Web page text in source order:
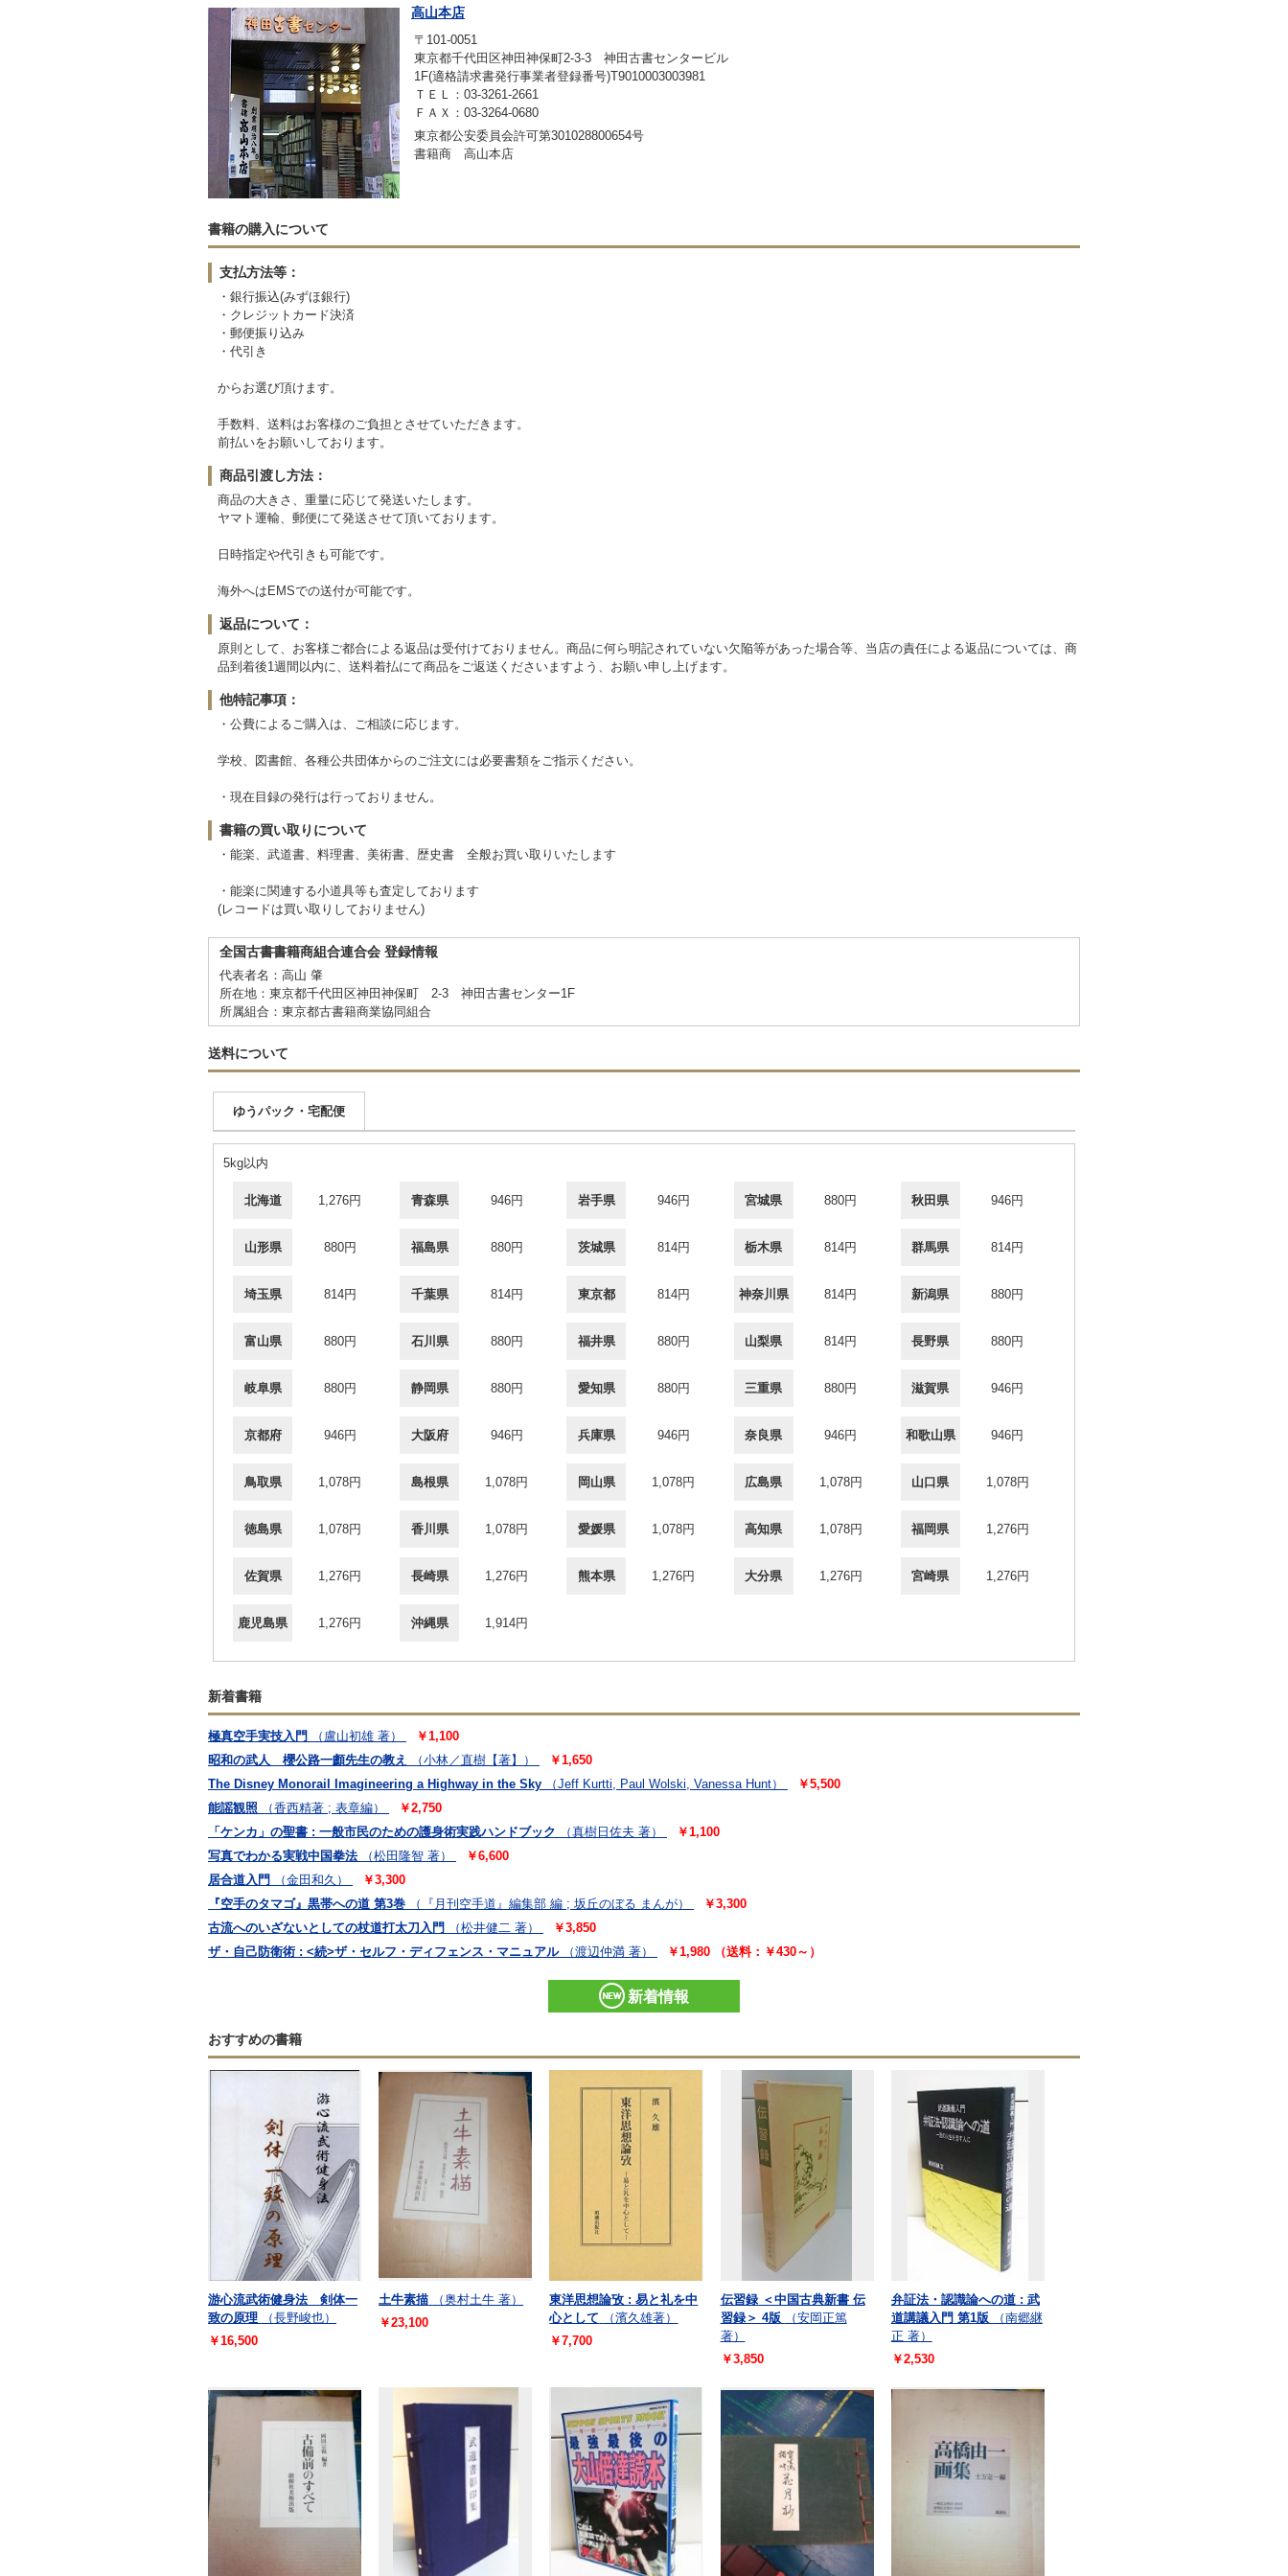
高山本店
〒101-0051
東京都千代田区神田神保町2-3-3 神田古書センタービル
1F(適格請求書発行事業者登録番号)T9010003003981
ＴＥＬ：03-3261-2661
ＦＡＸ：03-3264-0680
東京都公安委員会許可第301028800654号
書籍商 高山本店
書籍の購入について
支払方法等：
・銀行振込(みずほ銀行)
・クレジットカード決済
・郵便振り込み
・代引き
からお選び頂けます。
手数料、送料はお客様のご負担とさせていただきます。
前払いをお願いしております。
商品引渡し方法：
商品の大きさ、重量に応じて発送いたします。
ヤマト運輸、郵便にて発送させて頂いております。
日時指定や代引きも可能です。
海外へはEMSでの送付が可能です。
返品について：
原則として、お客様ご都合による返品は受付けておりません。商品に何ら明記されていない欠陥等があった場合等、当店の責任による返品については、商
品到着後1週間以内に、送料着払にて商品をご返送くださいますよう、お願い申し上げます。
他特記事項：
・公費によるご購入は、ご相談に応じます。
学校、図書館、各種公共団体からのご注文には必要書類をご指示ください。
・現在目録の発行は行っておりません。
書籍の買い取りについて
・能楽、武道書、料理書、美術書、歴史書 全般お買い取りいたします
・能楽に関連する小道具等も査定しております
(レコードは買い取りしておりません)
全国古書書籍商組合連合会 登録情報
代表者名：高山 肇
所在地：東京都千代田区神田神保町 2-3 神田古書センター1F
所属組合：東京都古書籍商業協同組合
送料について
ゆうパック・宅配便
5kg以内
北海道 1,276円 青森県 946円 岩手県 946円 宮城県 880円 秋田県 946円
山形県 880円 福島県 880円 茨城県 814円 栃木県 814円 群馬県 814円
埼玉県 814円 千葉県 814円 東京都 814円 神奈川県 814円 新潟県 880円
富山県 880円 石川県 880円 福井県 880円 山梨県 814円 長野県 880円
岐阜県 880円 静岡県 880円 愛知県 880円 三重県 880円 滋賀県 946円
京都府 946円 大阪府 946円 兵庫県 946円 奈良県 946円 和歌山県 946円
鳥取県 1,078円 島根県 1,078円 岡山県 1,078円 広島県 1,078円 山口県 1,078円
徳島県 1,078円 香川県 1,078円 愛媛県 1,078円 高知県 1,078円 福岡県 1,276円
佐賀県 1,276円 長崎県 1,276円 熊本県 1,276円 大分県 1,276円 宮崎県 1,276円
鹿児島県 1,276円 沖縄県 1,914円
新着書籍
極真空手実技入門 （盧山初雄 著）
￥1,100
昭和の武人 櫻公路一顱先生の教え
（小林／直樹【著】）
￥1,650
The Disney Monorail Imagineering a Highway in the Sky
（Jeff Kurtti, Paul Wolski, Vanessa Hunt）
￥5,500
能謡観照
（香西精著 ; 表章編）
￥2,750
「ケンカ」の聖書 : 一般市民のための護身術実践ハンドブック
（真樹日佐夫 著）
￥1,100
写真でわかる実戦中国拳法
（松田隆智 著）
￥6,600
居合道入門
（金田和久）
￥3,300
『空手のタマゴ』黒帯への道 第3巻
（『月刊空手道』編集部 編 ; 坂丘のぼる まんが）
￥3,300
古流へのいざないとしての杖道打太刀入門
（松井健二 著）
￥3,850
ザ・自己防衛術 : <続>ザ・セルフ・ディフェンス・マニュアル
（渡辺仲満 著） ￥1,980 （送料：￥430～）
新着情報
おすすめの書籍
游心流武術健身法 剣体一
致の原理
（長野峻也）
￥16,500
土牛素描
（奥村土牛 著）
￥23,100
東洋思想論攷 : 易と礼を中
心として
（濱久雄著）
￥7,700
伝習録 ＜中国古典新書 伝
習録＞ 4版
（安岡正篤
著）
￥3,850
弁証法・認識論への道 : 武
道講議入門 第1版
（南郷継
正 著）
￥2,530